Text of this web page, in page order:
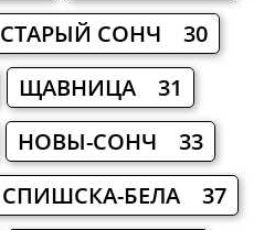
СТАРЫЙ СОНЧ 30
ЩАВНИЦА 31
НОВЫ-СОНЧ 33
СПИШСКА-БЕЛА 37